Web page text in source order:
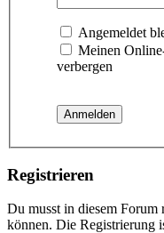
Angemeldet
Meinen
verbergen
Registrieren
Du musst in diesem Forum
können. Die Registrierung